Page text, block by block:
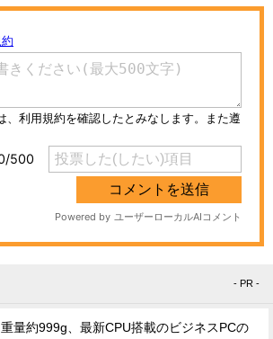
- PR -
重量約999g、最新CPU搭載のビジネスPCの